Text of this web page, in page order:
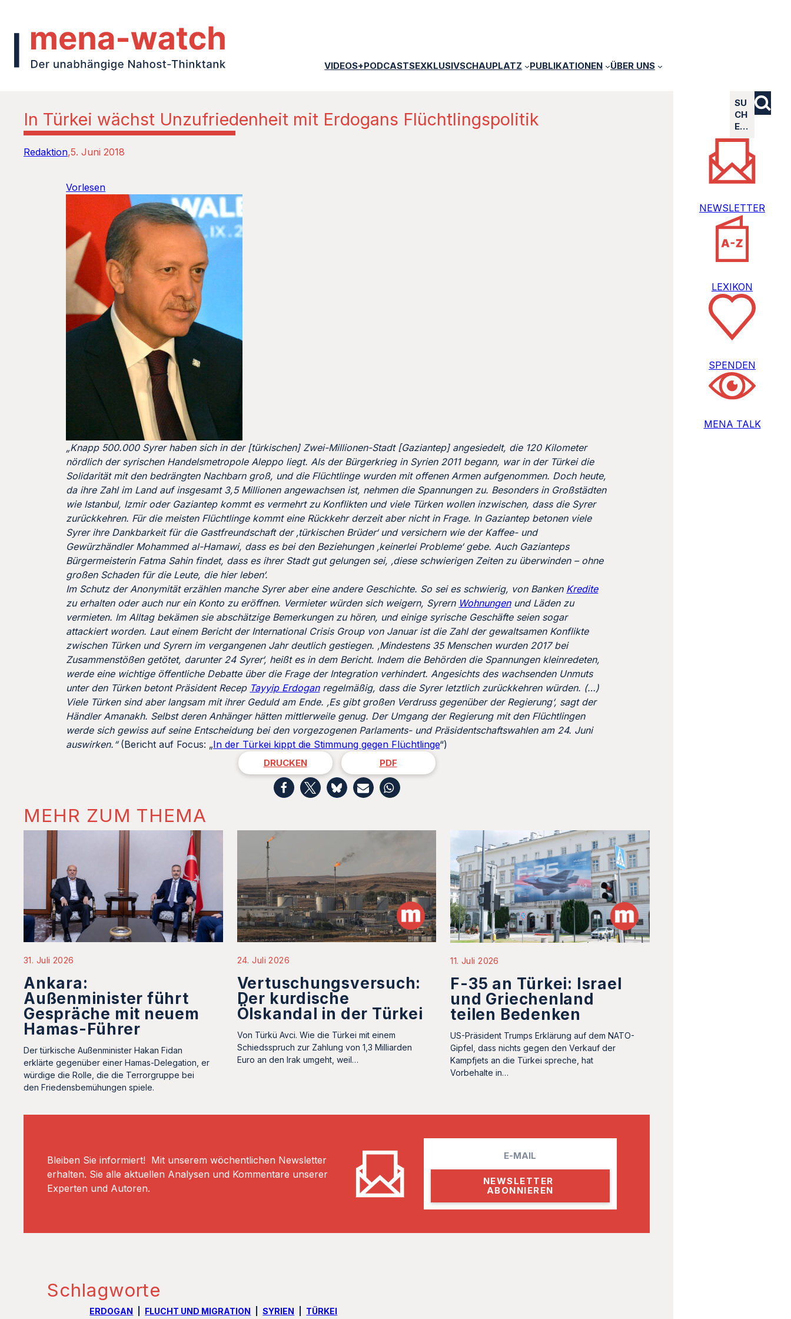
VIDEOS+PODCASTSEXKLUSIVSCHAUPLATZ PUBLIKATIONEN ÜBER UNS
In Türkei wächst Unzufriedenheit mit Erdogans Flüchtlingspolitik
Redaktion 5. Juni 2018
Vorlesen
„Knapp 500.000 Syrer haben sich in der [türkischen] Zwei-Millionen-Stadt [Gaziantep] angesiedelt, die 120 Kilometer
nördlich der syrischen Handelsmetropole Aleppo liegt. Als der Bürgerkrieg in Syrien 2011 begann, war in der Türkei die
Solidarität mit den bedrängten Nachbarn groß, und die Flüchtlinge wurden mit offenen Armen aufgenommen. Doch heute,
da ihre Zahl im Land auf insgesamt 3,5 Millionen angewachsen ist, nehmen die Spannungen zu. Besonders in Großstädten
wie Istanbul, Izmir oder Gaziantep kommt es vermehrt zu Konflikten und viele Türken wollen inzwischen, dass die Syrer
zurückkehren. Für die meisten Flüchtlinge kommt eine Rückkehr derzeit aber nicht in Frage. In Gaziantep betonen viele
Syrer ihre Dankbarkeit für die Gastfreundschaft der ‚türkischen Brüder‘ und versichern wie der Kaffee- und
Gewürzhändler Mohammed al-Hamawi, dass es bei den Beziehungen ‚keinerlei Probleme‘ gebe. Auch Gazianteps
Bürgermeisterin Fatma Sahin findet, dass es ihrer Stadt gut gelungen sei, ‚diese schwierigen Zeiten zu überwinden – ohne
großen Schaden für die Leute, die hier leben‘.
Im Schutz der Anonymität erzählen manche Syrer aber eine andere Geschichte. So sei es schwierig, von Banken Kredite
zu erhalten oder auch nur ein Konto zu eröffnen. Vermieter würden sich weigern, Syrern Wohnungenund Läden zu
vermieten. Im Alltag bekämen sie abschätzige Bemerkungen zu hören, und einige syrische Geschäfte seien sogar
attackiert worden. Laut einem Bericht der International Crisis Group von Januar ist die Zahl der gewaltsamen Konflikte
zwischen Türken und Syrern im vergangenen Jahr deutlich gestiegen. ‚Mindestens 35 Menschen wurden 2017 bei
Zusammenstößen getötet, darunter 24 Syrer‘, heißt es in dem Bericht. Indem die Behörden die Spannungen kleinredeten,
werde eine wichtige öffentliche Debatte über die Frage der Integration verhindert. Angesichts des wachsenden Unmuts
unter den Türken betont Präsident Recep Tayyip Erdoganregelmäßig, dass die Syrer letztlich zurückkehren würden. (…)
Viele Türken sind aber langsam mit ihrer Geduld am Ende. ‚Es gibt großen Verdruss gegenüber der Regierung‘, sagt der
Händler Amanakh. Selbst deren Anhänger hätten mittlerweile genug. Der Umgang der Regierung mit den Flüchtlingen
werde sich gewiss auf seine Entscheidung bei den vorgezogenen Parlaments- und Präsidentschaftswahlen am 24. Juni
auswirken.“(Bericht auf Focus: „In der Türkei kippt die Stimmung gegen Flüchtlinge“)
DRUCKEN PDF
MEHR ZUM THEMA
31. Juli 2026
Ankara:
Außenminister führt
Gespräche mit neuem
Hamas-Führer
Der türkische Außenminister Hakan Fidan
erklärte gegenüber einer Hamas-Delegation, er
würdige die Rolle, die die Terrorgruppe bei
den Friedensbemühungen spiele.
24. Juli 2026
Vertuschungsversuch:
Der kurdische
Ölskandal in der Türkei
Von Türkü Avci. Wie die Türkei mit einem
Schiedsspruch zur Zahlung von 1,3 Milliarden
Euro an den Irak umgeht, weil…
11. Juli 2026
F-35 an Türkei: Israel
und Griechenland
teilen Bedenken
US-Präsident Trumps Erklärung auf dem NATO-
Gipfel, dass nichts gegen den Verkauf der
Kampfjets an die Türkei spreche, hat
Vorbehalte in…
Bleiben Sie informiert! Mit unserem wöchentlichen Newsletter
erhalten. Sie alle aktuellen Analysen und Kommentare unserer
Experten und Autoren.
l
Schlagworte
ERDOGAN FLUCHT UND MIGRATION SYRIEN TÜRKEI
SU
CH
E…
NEWSLETTER
LEXIKON
SPENDEN
MENA TALK